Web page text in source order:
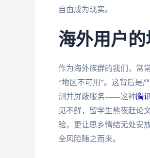
自由成为现实。
海外用户
作为海外族群的我们，常
“地区不可用”。这背后是
测并屏蔽服务——这种腾
见不鲜，留学生熬夜赶论
验，更让思乡情结无处安
全风险随之而来。